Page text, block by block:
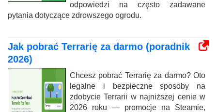
odpowiedzi na często zadawane
pytania dotyczące zdrowszego ogrodu.
Jak pobrać Terrarię za darmo (poradnik
2026)
Chcesz pobrać Terrarię za darmo? Oto
legalne i bezpieczne sposoby na
zdobycie Terrarii w najniższej cenie w
2026 roku — promocje na Steamie,